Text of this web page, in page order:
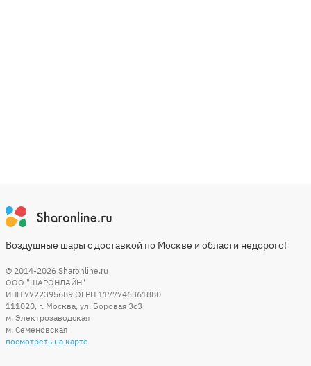
Воздушные шары с доставкой по Москве и области недорого!
© 2014-2026 Sharonline.ru
ООО "ШАРОНЛАЙН"
ИНН 7722395689 ОГРН 1177746361880
111020, г. Москва, ул. Боровая 3c3
м. Электрозаводская
м. Семеновская
посмотреть на карте